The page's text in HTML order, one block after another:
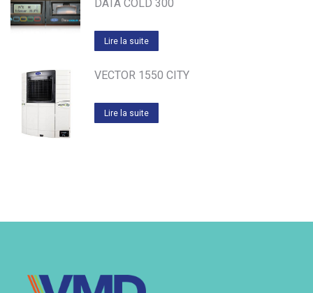
DATA COLD 300
Lire la suite
VECTOR 1550 CITY
Lire la suite